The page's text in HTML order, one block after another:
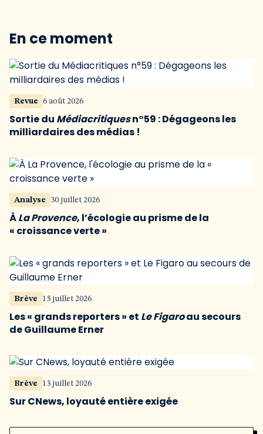
En ce moment
Revue 6 août 2026
Sortie du Médiacritiquesn°59 : Dégageons les
milliardaires des médias !
Analyse 30 juillet 2026
ÀLa Provence, l’écologie au prisme de la
« croissance verte »
Brève 15 juillet 2026
Les « grands reporters » et Le Figaroau secours
de Guillaume Erner
Brève 13 juillet 2026
Sur CNews, loyauté entière exigée